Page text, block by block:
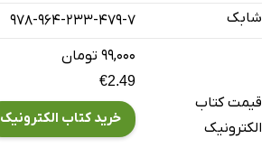
فصل 2- رابطه‌ات با غذا را درمان کن
بر سد کاهش وزن خود غلبه کنید
واقعیت فعلی را بپذیرید
شابک
978-964-233-479-7
قیمت کتاب
الکترونیک
۹۹,۰۰۰ تومان
€2.49
خرید کتاب الکترونیک